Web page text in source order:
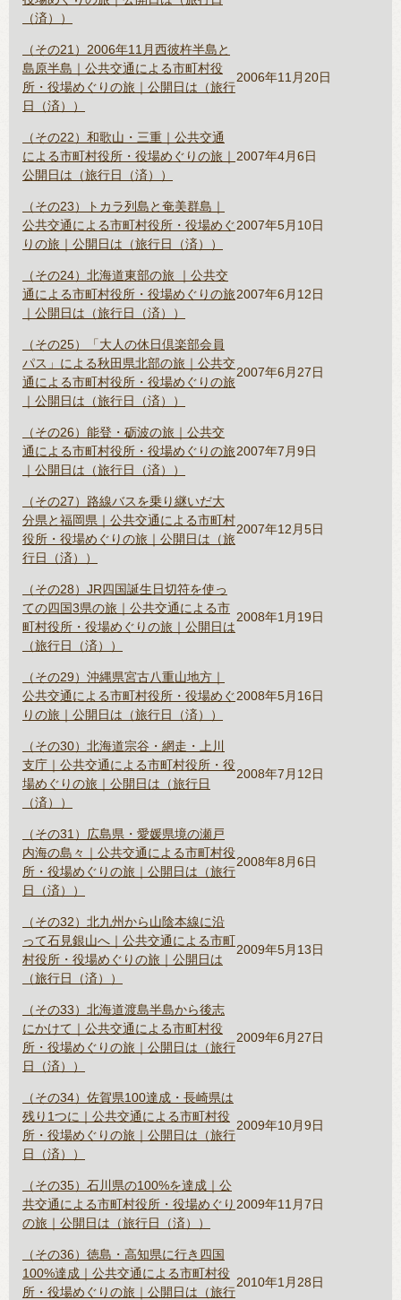
（済））
（その21）2006年11月西彼杵半島と
島原半島｜公共交通による市町村役
所・役場めぐりの旅｜公開日は（旅行
日（済））
2006年11月20日
（その22）和歌山・三重｜公共交通
による市町村役所・役場めぐりの旅｜
公開日は（旅行日（済））
2007年4月6日
（その23）トカラ列島と奄美群島｜
公共交通による市町村役所・役場めぐ
りの旅｜公開日は（旅行日（済））
2007年5月10日
（その24）北海道東部の旅 ｜公共交
通による市町村役所・役場めぐりの旅
｜公開日は（旅行日（済））
2007年6月12日
（その25）「大人の休日倶楽部会員
パス」による秋田県北部の旅｜公共交
通による市町村役所・役場めぐりの旅
｜公開日は（旅行日（済））
2007年6月27日
（その26）能登・砺波の旅｜公共交
通による市町村役所・役場めぐりの旅
｜公開日は（旅行日（済））
2007年7月9日
（その27）路線バスを乗り継いだ大
分県と福岡県｜公共交通による市町村
役所・役場めぐりの旅｜公開日は（旅
行日（済））
2007年12月5日
（その28）JR四国誕生日切符を使っ
ての四国3県の旅｜公共交通による市
町村役所・役場めぐりの旅｜公開日は
（旅行日（済））
2008年1月19日
（その29）沖縄県宮古八重山地方｜
公共交通による市町村役所・役場めぐ
りの旅｜公開日は（旅行日（済））
2008年5月16日
（その30）北海道宗谷・網走・上川
支庁｜公共交通による市町村役所・役
場めぐりの旅｜公開日は（旅行日
（済））
2008年7月12日
（その31）広島県・愛媛県境の瀬戸
内海の島々｜公共交通による市町村役
所・役場めぐりの旅｜公開日は（旅行
日（済））
2008年8月6日
（その32）北九州から山陰本線に沿
って石見銀山へ｜公共交通による市町
村役所・役場めぐりの旅｜公開日は
（旅行日（済））
2009年5月13日
（その33）北海道渡島半島から後志
にかけて｜公共交通による市町村役
所・役場めぐりの旅｜公開日は（旅行
日（済））
2009年6月27日
（その34）佐賀県100達成・長崎県は
残り1つに｜公共交通による市町村役
所・役場めぐりの旅｜公開日は（旅行
日（済））
2009年10月9日
（その35）石川県の100%を達成｜公
共交通による市町村役所・役場めぐり
の旅｜公開日は（旅行日（済））
2009年11月7日
（その36）徳島・高知県に行き四国
100%達成｜公共交通による市町村役
所・役場めぐりの旅｜公開日は（旅行
2010年1月28日